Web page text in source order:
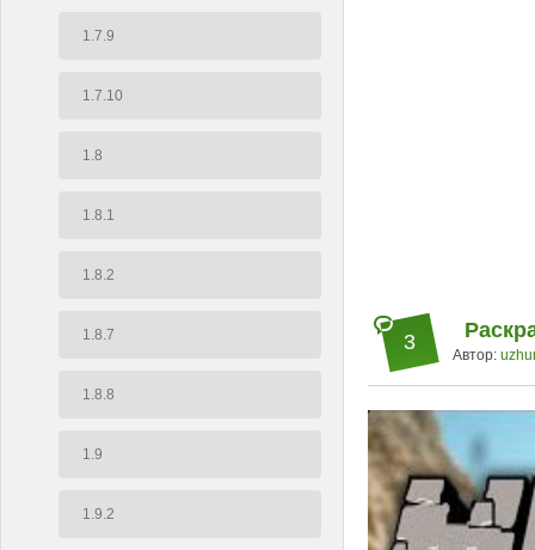
1.7.9
1.7.10
1.8
1.8.1
1.8.2
1.8.7
1.8.8
1.9
1.9.2
3
Автор: